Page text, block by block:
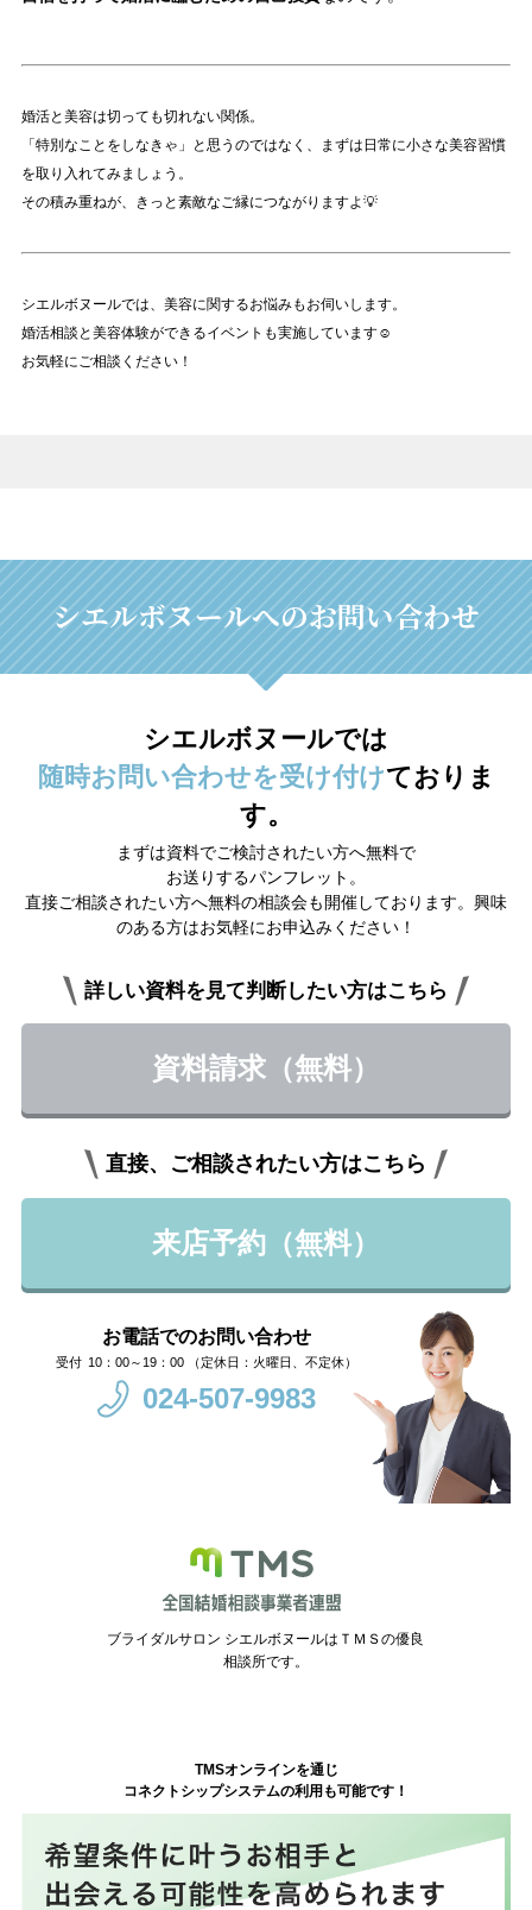
婚活と美容は切っても切れない関係。
「特別なことをしなきゃ」と思うのではなく、まずは日常に小さな美容習慣
を取り入れてみましょう。
その積み重ねが、きっと素敵なご縁につながりますよ💡
シエルボヌールでは、美容に関するお悩みもお伺いします。
婚活相談と美容体験ができるイベントも実施しています☺
お気軽にご相談ください！
シエルボヌールへのお問い合わせ
シエルボヌールでは
随時お問い合わせを受け付けておりま
す。
まずは資料でご検討されたい方へ無料で
お送りするパンフレット。
直接ご相談されたい方へ無料の相談会も開催しております。興味
のある方はお気軽にお申込みください！
詳しい資料を見て判断したい方はこちら
資料請求（無料）
直接、ご相談されたい方はこちら
来店予約（無料）
お電話でのお問い合わせ
10：00～19：00 （定休日：火曜日、不定休）
024-507-9983
ブライダルサロン シエルボヌールはＴＭＳの優良
相談所です。
TMSオンラインを通じ
コネクトシップシステムの利用も可能です！